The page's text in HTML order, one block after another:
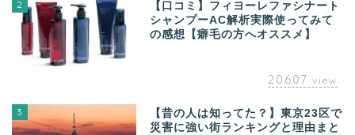
2
【口コミ】フィヨーレファシナート
シャンプーAC解析実際使ってみて
の感想【癖毛の方へオススメ】
20607 view
3
【昔の人は知ってた？】東京23区で
災害に強い街ランキングと理由まと